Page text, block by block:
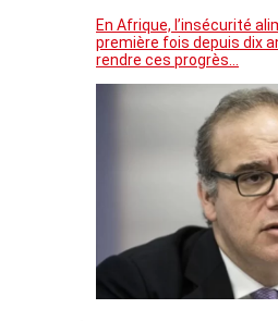
En Afrique, l’insécurité
première fois depuis dix
rendre ces progrès…